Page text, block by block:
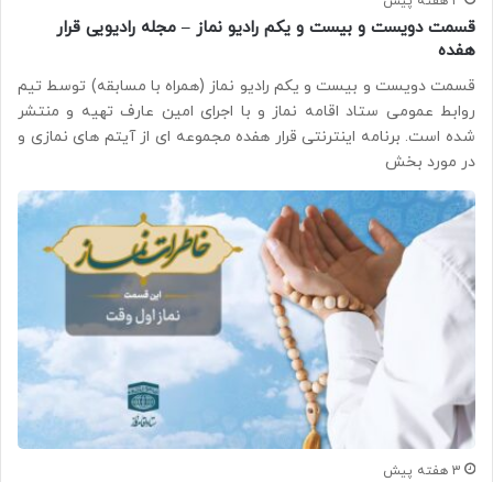
قسمت دویست و بیست و یکم رادیو نماز – مجله رادیویی قرار
هفده
قسمت دویست و بیست و یکم رادیو نماز (همراه با مسابقه) توسط تیم
روابط عمومی ستاد اقامه نماز و با اجرای امین عارف تهیه و منتشر
شده است. برنامه اینترنتی قرار هفده مجموعه ای از آیتم های نمازی و
در مورد بخش
3 هفته پیش